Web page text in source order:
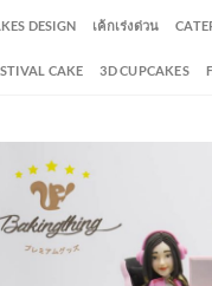
DESIGN เค้กเร่งด่วน
CAKE 3D CUPCAKES